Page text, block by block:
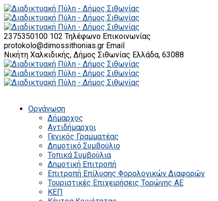
2375350100 102 Τηλέφωνο Επικοινωνίας
protokolo@dimossithonias.gr Email
Νικήτη Χαλκιδικής, Δήμος Σιθωνίας Ελλάδα, 63088
Οργάνωση
Δήμαρχος
Αντιδήμαρχοι
Γενικός Γραμματέας
Δημοτικό Συμβούλιο
Τοπικά Συμβούλια
Δημοτική Επιτροπή
Επιτροπή Επίλυσης Φορολογικών Διαφορών
Τουριστικές Επιχειρήσεις Τορώνης ΑΕ
ΚΕΠ